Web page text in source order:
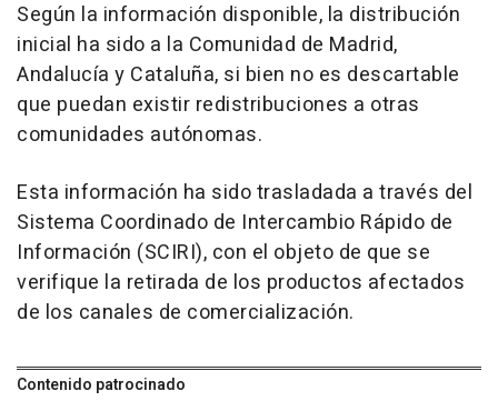
Según la información disponible, la distribución
inicial ha sido a la Comunidad de Madrid,
Andalucía y Cataluña, si bien no es descartable
que puedan existir redistribuciones a otras
comunidades autónomas.
Esta información ha sido trasladada a través del
Sistema Coordinado de Intercambio Rápido de
Información (SCIRI), con el objeto de que se
verifique la retirada de los productos afectados
de los canales de comercialización.
Contenido patrocinado